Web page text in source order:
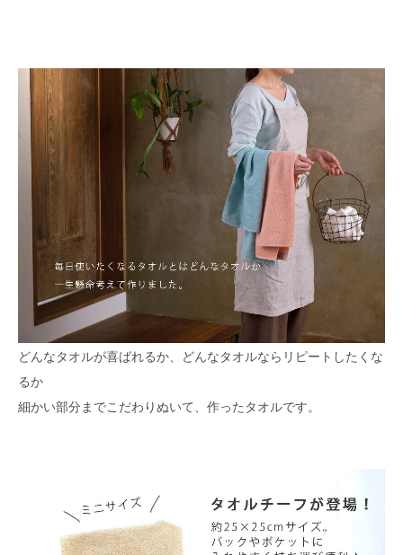
どんなタオルが喜ばれるか、どんなタオルならリピートしたくな
るか
細かい部分までこだわりぬいて、作ったタオルです。